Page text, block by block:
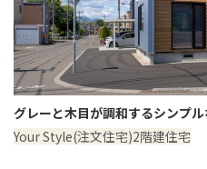
グレーと木目が調和するシンプ
Your Style(注文住宅)2階建住宅